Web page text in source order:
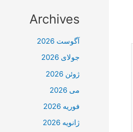
Archives
آگوست 2026
جولای 2026
ژوئن 2026
می 2026
فوریه 2026
ژانویه 2026